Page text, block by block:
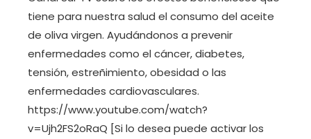
tiene para nuestra salud el consumo del aceite
de oliva virgen. Ayudándonos a prevenir
enfermedades como el cáncer, diabetes,
tensión, estreñimiento, obesidad o las
enfermedades cardiovasculares.
https://www.youtube.com/watch?
v=Ujh2FS2oRaQ [Si lo desea puede activar los